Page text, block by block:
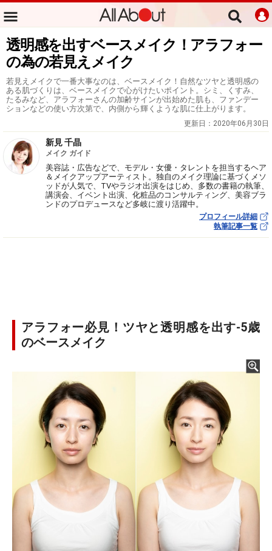
透明感を出すベースメイク！アラフォー
の為の若見えメイク
若見えメイクで一番大事なのは、ベースメイク！自然なツヤと透明感の
ある肌づくりは、ベースメイクで心がけたいポイント。シミ、くすみ、
たるみなど、アラフォーさんの加齢サインが出始めた肌も、ファンデー
ションなどの使い方次第で、内側から輝くような肌に仕上がります。
更新日： 2020年06月30日
新見 千晶
メイク ガイド
美容誌・広告などで、モデル・女優・タレントを担当するヘア
＆メイクアップアーティスト。独自のメイク理論に基づくメソ
ッドが人気で、TVやラジオ出演をはじめ、多数の書籍の執筆、
講演会、イベント出演、化粧品のコンサルティング、美容ブラ
ンドのプロデュースなど多岐に渡り活躍中。
プロフィール詳細
執筆記事一覧
アラフォー必見！ツヤと透明感を出す-5歳
のベースメイク